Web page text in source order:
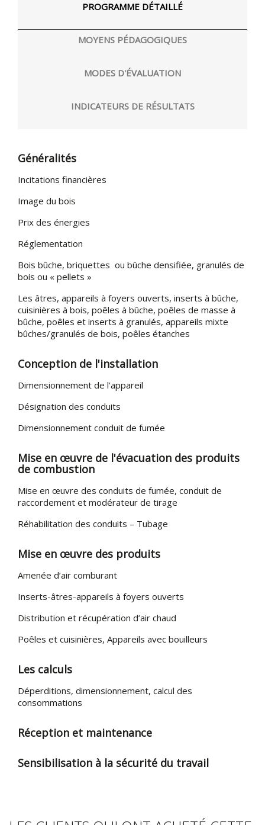
PROGRAMME DÉTAILLÉ
MOYENS PÉDAGOGIQUES
MODES D'ÉVALUATION
INDICATEURS DE RÉSULTATS
Généralités
Incitations financières
Image du bois
Prix des énergies
Réglementation
Bois bûche, briquettes ou bûche densifiée, granulés de
bois ou « pellets »
Les âtres, appareils à foyers ouverts, inserts à bûche,
cuisinières à bois, poêles à bûche, poêles de masse à
bûche, poêles et inserts à granulés, appareils mixte
bûches/granulés de bois, poêles étanches
Conception de l'installation
Dimensionnement de l'appareil
Désignation des conduits
Dimensionnement conduit de fumée
Mise en œuvre de l'évacuation des produits
de combustion
Mise en œuvre des conduits de fumée, conduit de
raccordement et modérateur de tirage
Réhabilitation des conduits – Tubage
Mise en œuvre des produits
Amenée d’air comburant
Inserts-âtres-appareils à foyers ouverts
Distribution et récupération d’air chaud
Poêles et cuisinières, Appareils avec bouilleurs
Les calculs
Déperditions, dimensionnement, calcul des
consommations
Réception et maintenance
Sensibilisation à la sécurité du travail